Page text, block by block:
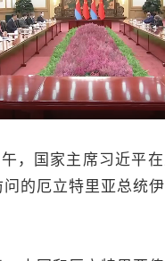
国家主席习近平在
的厄立特里亚总统